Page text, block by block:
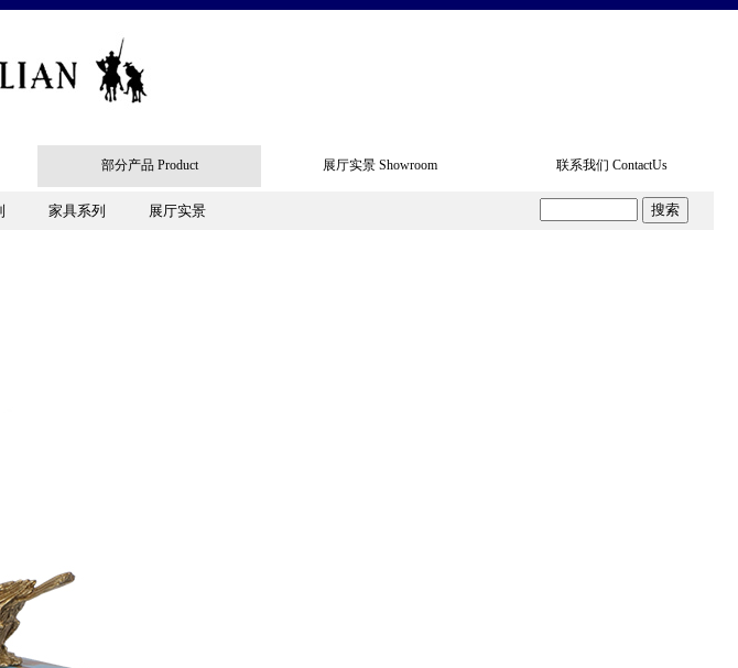
部分产品 Product 展厅实景 Showroom 联系我们 ContactUs
家具系列 展厅实景
部分产品 Product 展厅实景 Showroom 联系我们 ContactUs
家具系列 展厅实景